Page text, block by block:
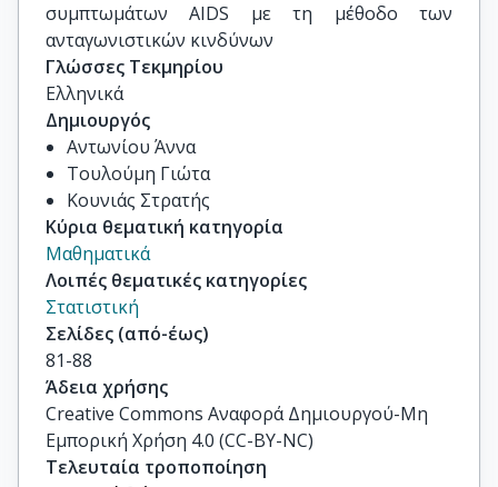
συμπτωμάτων AIDS με τη μέθοδο των
ανταγωνιστικών κινδύνων
Γλώσσες Τεκμηρίου
Ελληνικά
Δημιουργός
Αντωνίου Άννα
Τουλούμη Γιώτα
Κουνιάς Στρατής
Κύρια θεματική κατηγορία
Μαθηματικά
Λοιπές θεματικές κατηγορίες
Στατιστική
Σελίδες (από-έως)
81-88
Άδεια χρήσης
Creative Commons Αναφορά Δημιουργού-Μη
Εμπορική Χρήση 4.0 (CC-BY-NC)
Τελευταία τροποποίηση